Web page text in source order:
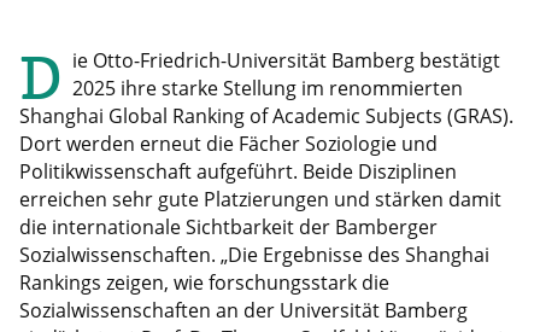
D ie Otto-Friedrich-Universität Bamberg bestätigt
2025 ihre starke Stellung im renommierten
Shanghai Global Ranking of Academic Subjects (GRAS).
Dort werden erneut die Fächer Soziologie und
Politikwissenschaft aufgeführt. Beide Disziplinen
erreichen sehr gute Platzierungen und stärken damit
die internationale Sichtbarkeit der Bamberger
Sozialwissenschaften. „Die Ergebnisse des Shanghai
Rankings zeigen, wie forschungsstark die
Sozialwissenschaften an der Universität Bamberg